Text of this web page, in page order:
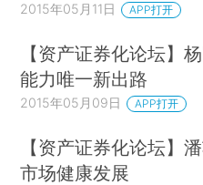
2015年05月11日 APP打开
【资产证券化论坛】
能力唯一新出路
2015年05月09日 APP打开
【资产证券化论坛】
市场健康发展